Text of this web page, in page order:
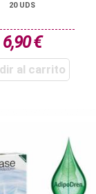
20 UDS
6,90 €
al carrito